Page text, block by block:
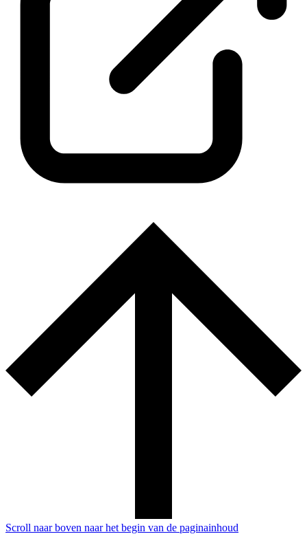
Scroll naar boven naar het begin van de paginainhoud